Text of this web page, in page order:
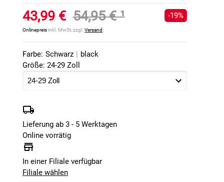
43,99 € 54,95 €¹
Onlinepreisinkl. MwSt, zzgl.Versand
-19%
Farbe: Schwarz | black
Größe: 24-29 Zoll
Lieferung ab 3 - 5 Werktagen
Online vorrätig
In einer Filiale verfügbar
Filiale wählen